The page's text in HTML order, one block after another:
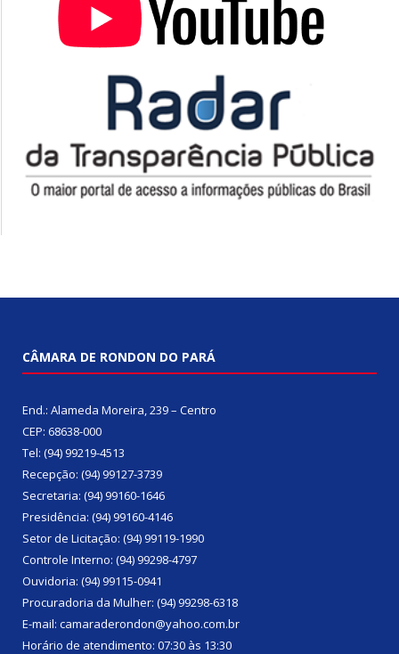
CÂMARA DE RONDON DO PARÁ
End.: Alameda Moreira, 239 – Centro
CEP: 68638-000
Tel: (94) 99219-4513
Recepção: (94) 99127-3739
Secretaria: (94) 99160-1646
Presidência: (94) 99160-4146
Setor de Licitação: (94) 99119-1990
Controle Interno: (94) 99298-4797
Ouvidoria: (94) 99115-0941
Procuradoria da Mulher: (94) 99298-6318
E-mail: camaraderondon@yahoo.com.br
Horário de atendimento: 07:30 às 13:30